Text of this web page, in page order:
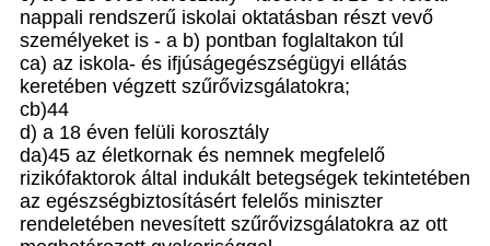
nappali rendszerű iskolai oktatásban részt vevő
személyeket is - a b) pontban foglaltakon túl
ca) az iskola- és ifjúságegészségügyi ellátás
keretében végzett szűrővizsgálatokra;
cb)44
d) a 18 éven felüli korosztály
da)45 az életkornak és nemnek megfelelő
rizikófaktorok által indukált betegségek tekintetében
az egészségbiztosításért felelős miniszter
rendeletében nevesített szűrővizsgálatokra az ott